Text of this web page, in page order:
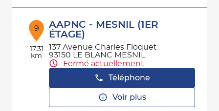
9
17.31
km
AAPNC - MESNIL (1ER
ÉTAGE)
137 Avenue Charles Floquet
93150 LE BLANC MESNIL
Fermé actuellement
Téléphone
Voir plus